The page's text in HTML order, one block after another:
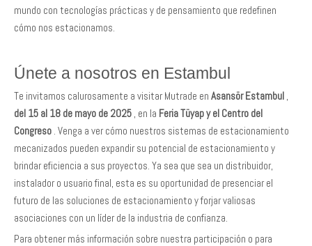
mundo con tecnologías prácticas y de pensamiento que redefinen
cómo nos estacionamos.
Únete a nosotros en Estambul
Te invitamos calurosamente a visitar Mutrade en Asansör Estambul ,
del 15 al 18 de mayo de 2025 , en la Feria Tüyap y el Centro del
Congreso . Venga a ver cómo nuestros sistemas de estacionamiento
mecanizados pueden expandir su potencial de estacionamiento y
brindar eficiencia a sus proyectos. Ya sea que sea un distribuidor,
instalador o usuario final, esta es su oportunidad de presenciar el
futuro de las soluciones de estacionamiento y forjar valiosas
asociaciones con un líder de la industria de confianza.
Para obtener más información sobre nuestra participación o para